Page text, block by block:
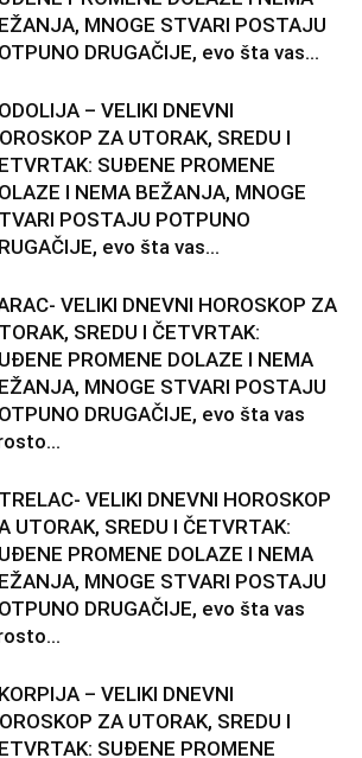
MNOGE STVARI POSTAJU
DRUGAČIJE, evo šta vas...
– VELIKI DNEVNI
ZA UTORAK, SREDU I
SUĐENE PROMENE
I NEMA BEŽANJA, MNOGE
POSTAJU POTPUNO
evo šta vas...
VELIKI DNEVNI HOROSKOP ZA
SREDU I ČETVRTAK:
PROMENE DOLAZE I NEMA
MNOGE STVARI POSTAJU
DRUGAČIJE, evo šta vas
VELIKI DNEVNI HOROSKOP
UTORAK, SREDU I ČETVRTAK:
PROMENE DOLAZE I NEMA
MNOGE STVARI POSTAJU
DRUGAČIJE, evo šta vas
– VELIKI DNEVNI
ZA UTORAK, SREDU I
SUĐENE PROMENE